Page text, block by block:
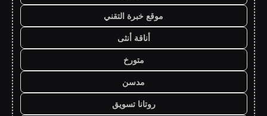
موقع خبرة التقني
أناقة أنثى
متورخ
مدسن
روتانا تسويق